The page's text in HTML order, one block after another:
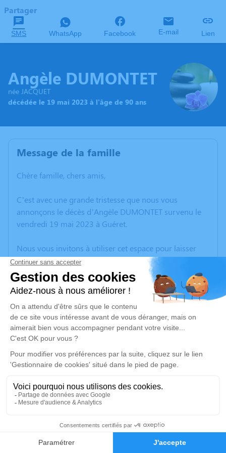
Faire-part Hommages
Partager
SMS WhatsApp Facebook E-mail Lien
Angèle DUMONTET
née JACQUET
décédée le 19 mai 2023 à l'âge de 90 ans
Message de la famille
Chère famille, chers amis,
C’est avec une grande tristesse que nous vous
annonçons le décès d’Angèle DUMONTET survenu le
vendredi 19 mai 2023 à Guéret.
Nous vous invitons à utiliser cet espace pour laisser
vos condoléances, partager des photos souvenirs, une
anecdote ou exprimer vos pensées à travers des
poèmes ou des textes. Cet endroit est un lieu
d'expression dédié à honorer la mémoire d’Angèle
DUMONTET.
Un service de plantation d’arbre hommage est
disponible ici.
Je rends hommage
Cérémonie religieuse
Église de Bord-Saint-Georges
23230 Bord-Saint-Georges